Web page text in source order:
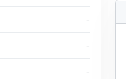
-
-
-